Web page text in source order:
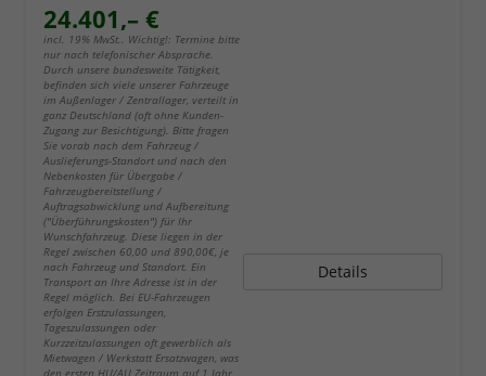
24.401,– €
incl. 19% MwSt.. Wichtig!: Termine bitte
nur nach telefonischer Absprache.
Durch unsere bundesweite Tätigkeit,
befinden sich viele unserer Fahrzeuge
im Außenlager / Zentrallager, verteilt in
ganz Deutschland (oft ohne Kunden-
Zugang zur Besichtigung). Bitte fragen
Sie vorab nach dem Fahrzeug /
Auslieferungs-Standort und nach den
Nebenkosten für Übergabe /
Fahrzeugbereitstellung /
Auftragsabwicklung und Aufbereitung
("Überführungskosten") für Ihr
Wunschfahrzeug. Diese liegen in der
Regel zwischen 60,00 und 890,00€, je
nach Fahrzeug und Standort. Ein
Transport an Ihre Adresse ist in der
Regel möglich. Bei EU-Fahrzeugen
erfolgen Erstzulassungen,
Tageszulassungen oder
Kurzzeitzulassungen oft gewerblich als
Mietwagen / Werkstatt Ersatzwagen, was
den ersten HU/AU Zeitraum auf 1 Jahr
Details